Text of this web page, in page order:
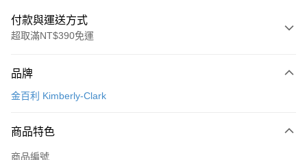
付款與運送方式
超取滿NT$390免運
POYA支付
超商取貨付款
LINE Pay
品牌
金百利 Kimberly-Clark
商品特色
商品編號